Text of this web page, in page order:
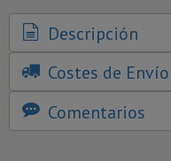
Descripción
Costes de Envío
Comentarios